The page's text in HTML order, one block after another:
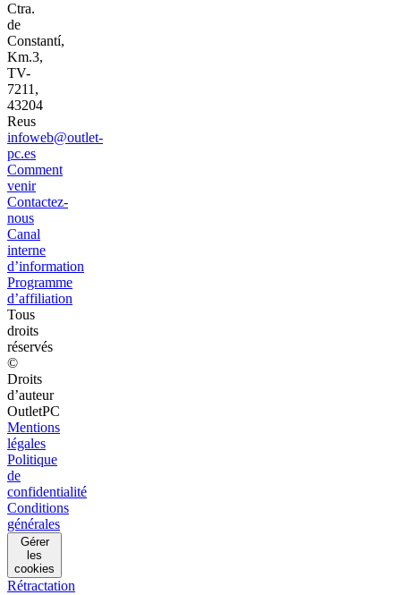
Ctra.
de
Constantí,
Km.3,
TV-
7211,
43204
Reus
infoweb@outlet-
pc.es
Comment
venir
Contactez-
nous
Canal
interne
d’information
Programme
d’affiliation
Tous
droits
réservés
©
Droits
d’auteur
OutletPC
Mentions
légales
Politique
de
confidentialité
Conditions
générales
Gérer
les
cookies
Rétractation